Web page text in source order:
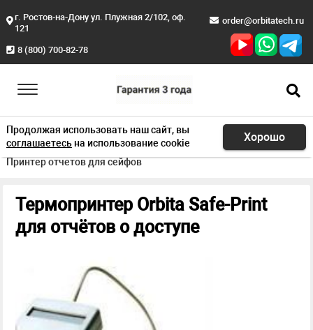
г. Ростов-на-Дону ул. Плужная 2/102, оф.
121
8 (800) 700-82-78
order@orbitatech.ru
Продолжая использовать наш сайт, вы
соглашаетесьна использование cookie Хорошо
Главная Продукция
Сейфы
Принтер отчетов для сейфов
Термопринтер Orbita Safe-Print
для отчётов о доступе